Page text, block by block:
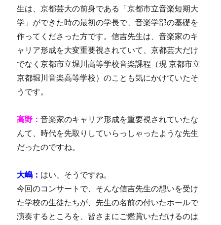
生は、京都芸大の前身である「京都市立音楽短期大
学」ができた時の最初の学長で、音楽学部の基礎を
作ってくださった方です。信吉先生は、音楽家のキ
ャリア形成を大変重要視されていて、京都芸大だけ
でなく京都市立堀川高等学校音楽課程（現 京都市立
京都堀川音楽高等学校）のことも気にかけていたそ
うです。
高野：音楽家のキャリア形成を重要視されていたな
んて、時代を先取りしていらっしゃったような先生
だったのですね。
大嶋： はい、そうですね。
今回のコンサートで、そんな信吉先生の想いを受け
た学校の生徒たちが、先生の名前の付いたホールで
演奏するところを、皆さまにご鑑賞いただけるのは